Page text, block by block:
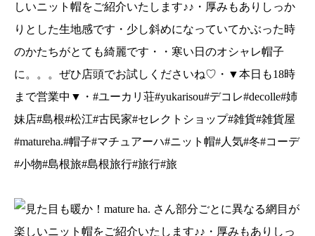
しいニット帽をご紹介いたします♪♪・厚みもありしっか
りとした生地感です・少し斜めになっていてかぶった時
のかたちがとても綺麗です・・寒い日のオシャレ帽子
に。。。ぜひ店頭でお試しくださいね♡・▼本日も18時
まで営業中▼・#ユーカリ荘#yukarisou#デコレ#decolle#姉
妹店#島根#松江#古民家#セレクトショップ#雑貨#雑貨屋
#matureha.#帽子#マチュアーハ#ニット帽#人気#冬#コーデ
#小物#島根旅#島根旅行#旅行#旅